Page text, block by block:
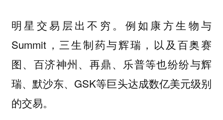
明星交易层出不穷。例如康方生物与
Summit，三生制药与辉瑞，以及百奥赛
图、百济神州、再鼎、乐普等也纷纷与辉
瑞、默沙东、GSK等巨头达成数亿美元级别
的交易。